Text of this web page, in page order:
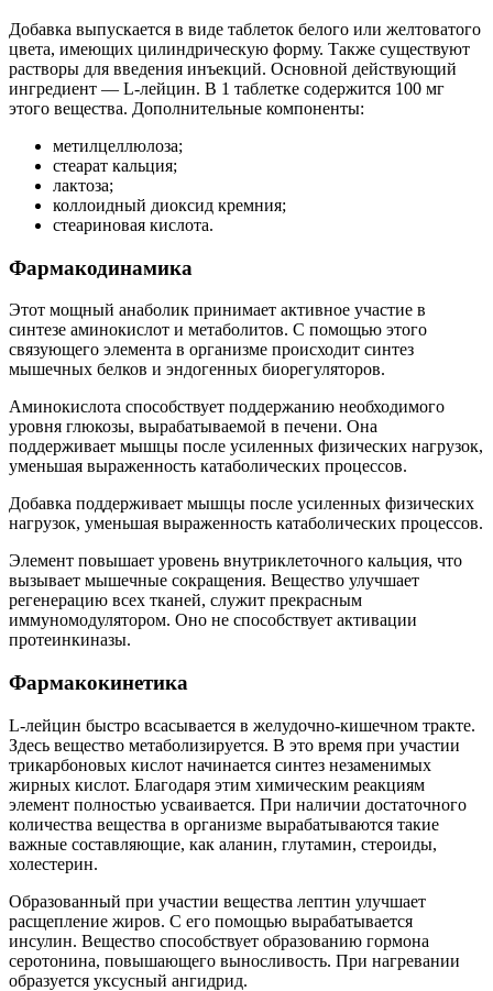
Добавка выпускается в виде таблеток белого или желтоватого
цвета, имеющих цилиндрическую форму. Также существуют
растворы для введения инъекций. Основной действующий
ингредиент — L-лейцин. В 1 таблетке содержится 100 мг
этого вещества. Дополнительные компоненты:
метилцеллюлоза;
стеарат кальция;
лактоза;
коллоидный диоксид кремния;
стеариновая кислота.
Фармакодинамика
Этот мощный анаболик принимает активное участие в
синтезе аминокислот и метаболитов. С помощью этого
связующего элемента в организме происходит синтез
мышечных белков и эндогенных биорегуляторов.
Аминокислота способствует поддержанию необходимого
уровня глюкозы, вырабатываемой в печени. Она
поддерживает мышцы после усиленных физических нагрузок,
уменьшая выраженность катаболических процессов.
Добавка поддерживает мышцы после усиленных физических
нагрузок, уменьшая выраженность катаболических процессов.
Элемент повышает уровень внутриклеточного кальция, что
вызывает мышечные сокращения. Вещество улучшает
регенерацию всех тканей, служит прекрасным
иммуномодулятором. Оно не способствует активации
протеинкиназы.
Фармакокинетика
L-лейцин быстро всасывается в желудочно-кишечном тракте.
Здесь вещество метаболизируется. В это время при участии
трикарбоновых кислот начинается синтез незаменимых
жирных кислот. Благодаря этим химическим реакциям
элемент полностью усваивается. При наличии достаточного
количества вещества в организме вырабатываются такие
важные составляющие, как аланин, глутамин, стероиды,
холестерин.
Образованный при участии вещества лептин улучшает
расщепление жиров. С его помощью вырабатывается
инсулин. Вещество способствует образованию гормона
серотонина, повышающего выносливость. При нагревании
образуется уксусный ангидрид.